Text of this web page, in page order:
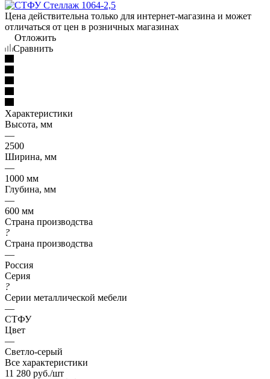
Цена действительна только для интернет-магазина и может
отличаться от цен в розничных магазинах
Отложить
Сравнить
Характеристики
Высота, мм
—
2500
Ширина, мм
—
1000 мм
Глубина, мм
—
600 мм
Страна производства
?
Страна производства
—
Россия
Серия
?
Серии металлической мебели
—
СТФУ
Цвет
—
Светло-серый
Все характеристики
11 280 руб./шт